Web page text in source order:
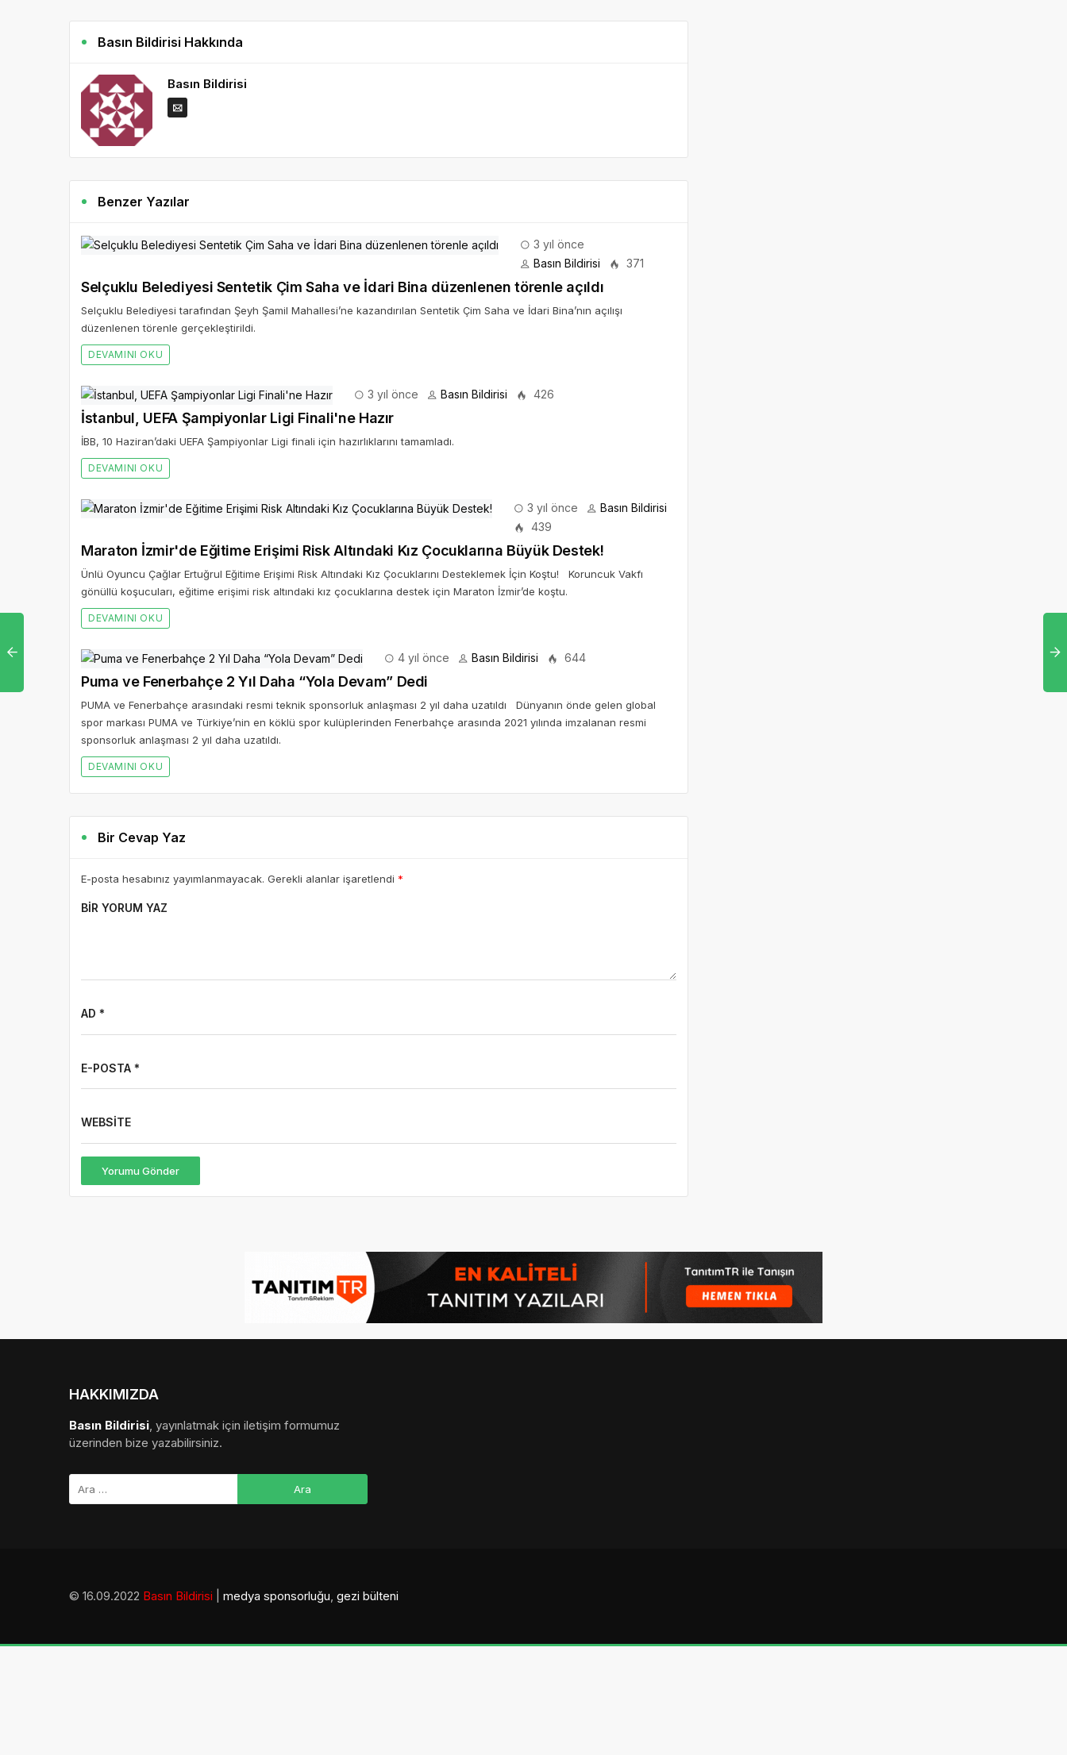
Basın Bildirisi Hakkında
Basın Bildirisi
Benzer Yazılar
3 yıl önce
Basın Bildirisi
371
Selçuklu Belediyesi Sentetik Çim Saha ve İdari Bina düzenlenen törenle açıldı
Selçuklu Belediyesi tarafından Şeyh Şamil Mahallesi’ne kazandırılan Sentetik Çim Saha ve İdari Bina’nın açılışı
düzenlenen törenle gerçekleştirildi.
DEVAMINI OKU
3 yıl önce Basın Bildirisi 426
İstanbul, UEFA Şampiyonlar Ligi Finali'ne Hazır
İBB, 10 Haziran’daki UEFA Şampiyonlar Ligi finali için hazırlıklarını tamamladı.
DEVAMINI OKU
3 yıl önce
Basın Bildirisi
439
Maraton İzmir'de Eğitime Erişimi Risk Altındaki Kız Çocuklarına Büyük Destek!
Ünlü Oyuncu Çağlar Ertuğrul Eğitime Erişimi Risk Altındaki Kız Çocuklarını Desteklemek İçin Koştu! Koruncuk Vakfı
gönüllü koşucuları, eğitime erişimi risk altındaki kız çocuklarına destek için Maraton İzmir’de koştu.
DEVAMINI OKU
4 yıl önce Basın Bildirisi 644
Puma ve Fenerbahçe 2 Yıl Daha “Yola Devam” Dedi
PUMA ve Fenerbahçe arasındaki resmi teknik sponsorluk anlaşması 2 yıl daha uzatıldı Dünyanın önde gelen global
spor markası PUMA ve Türkiye’nin en köklü spor kulüplerinden Fenerbahçe arasında 2021 yılında imzalanan resmi
sponsorluk anlaşması 2 yıl daha uzatıldı.
DEVAMINI OKU
Bir Cevap Yaz
E-posta hesabınız yayımlanmayacak. Gerekli alanlar işaretlendi *
BIR YORUM YAZ
AD *
E-POSTA *
WEBSITE
Yorumu Gönder
HAKKIMIZDA
Basın Bildirisi, yayınlatmak için iletişim formumuz
üzerinden bize yazabilirsiniz.
© 16.09.2022 Basın Bildirisi medya sponsorluğu, gezi bülteni